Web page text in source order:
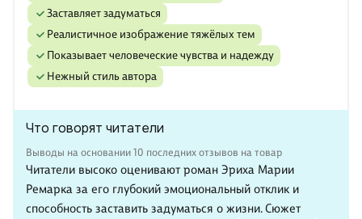
заставляет задуматься
реалистичное изображение тяжёлых тем
показывает человеческие чувства и надежду
нежный стиль автора
Что говорят читатели
Выводы на основании 10 последних отзывов на товар
Читатели высоко оценивают роман Эриха Марии
Ремарка за его глубокий эмоциональный отклик и
способность заставить задуматься о жизни. Сюжет